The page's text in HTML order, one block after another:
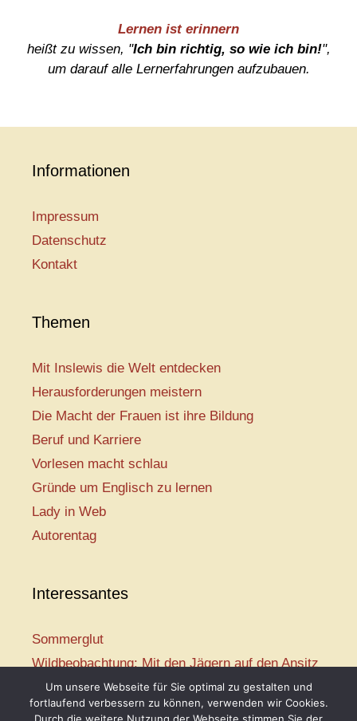
Lernen ist erinnern
heißt zu wissen, "Ich bin richtig, so wie ich bin!",
um darauf alle Lernerfahrungen aufzubauen.
Informationen
Impressum
Datenschutz
Kontakt
Themen
Mit Inslewis die Welt entdecken
Herausforderungen meistern
Die Macht der Frauen ist ihre Bildung
Beruf und Karriere
Vorlesen macht schlau
Gründe um Englisch zu lernen
Lady in Web
Autorentag
Interessantes
Sommerglut
Wildbeobachtung: Mit den Jägern auf den Ansitz
Mir ist so heiß
Mission: Rettungsschwimmer
Um unsere Webseite für Sie optimal zu gestalten und
fortlaufend verbessern zu können, verwenden wir Cookies.